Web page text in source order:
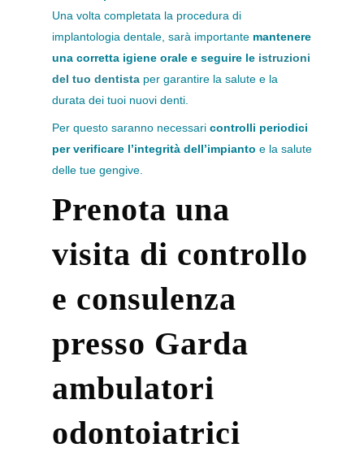
Una volta completata la procedura di
implantologia dentale, sarà importante mantenere
una corretta igiene orale e seguire le istruzioni
del tuo dentista per garantire la salute e la
durata dei tuoi nuovi denti.
Per questo saranno necessari controlli periodici
per verificare l’integrità dell’impianto e la salute
delle tue gengive.
Prenota una
visita di controllo
e consulenza
presso Garda
ambulatori
odontoiatrici